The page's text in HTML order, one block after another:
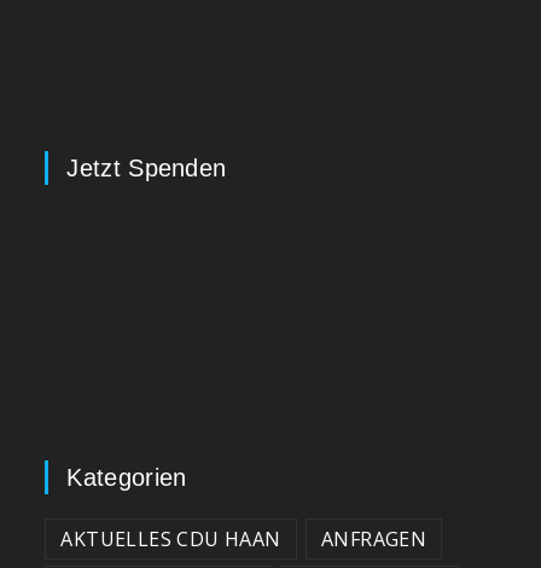
Jetzt Spenden
Kategorien
AKTUELLES CDU HAAN
ANFRAGEN